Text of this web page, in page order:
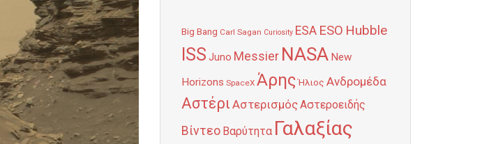
Big Bang Carl Sagan Curiosity ESA ESO Hubble
ISS Juno Messier NASA New
Horizons SpaceX Άρης Ήλιος Ανδρομέδα
Αστέρι ΑστερισμόςΑστεροειδής
Βίντεο Βαρύτητα Γαλαξίας